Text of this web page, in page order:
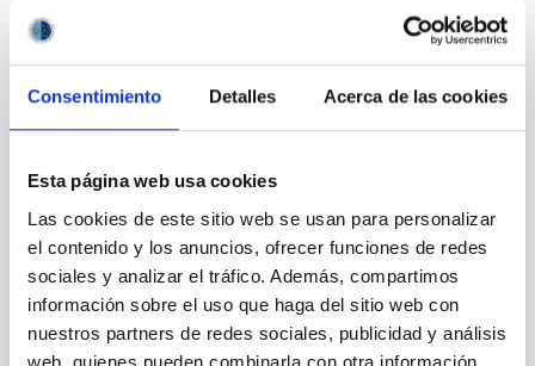
Consentimiento Detalles Acerca de las cookies
Esta página web usa cookies
Las cookies de este sitio web se usan para personalizar
el contenido y los anuncios, ofrecer funciones de redes
sociales y analizar el tráfico. Además, compartimos
información sobre el uso que haga del sitio web con
nuestros partners de redes sociales, publicidad y análisis
web, quienes pueden combinarla con otra información
Otros convenios relacionados
telescopios William Herschel e Isaac
Newton entre el Instituto de Astrofísica de
Canarias (IAC) y Science and Technology
Facilities Council (STFC) y la Nederlandese
Organisatie voor Wetenschappelijk
Onderzoek (NWO)